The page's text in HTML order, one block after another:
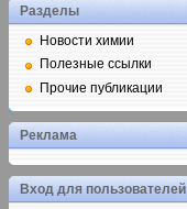
Разделы
Новости химии
Полезные ссылки
Прочие публикации
Реклама
Вход для пользователей